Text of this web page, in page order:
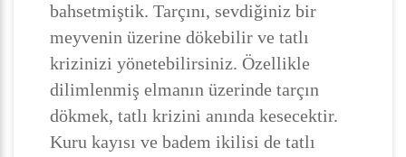
bahsetmiştik. Tarçını, sevdiğiniz bir
meyvenin üzerine dökebilir ve tatlı
krizinizi yönetebilirsiniz. Özellikle
dilimlenmiş elmanın üzerinde tarçın
dökmek, tatlı krizini anında kesecektir.
Kuru kayısı ve badem ikilisi de tatlı